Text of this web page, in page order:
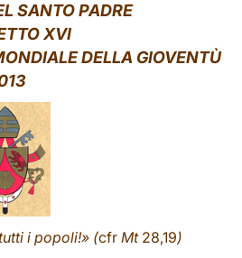
SANTO PADRE
XVI
DELLA GIOVENTÙ
i popoli!» (cfrMt 28,19)